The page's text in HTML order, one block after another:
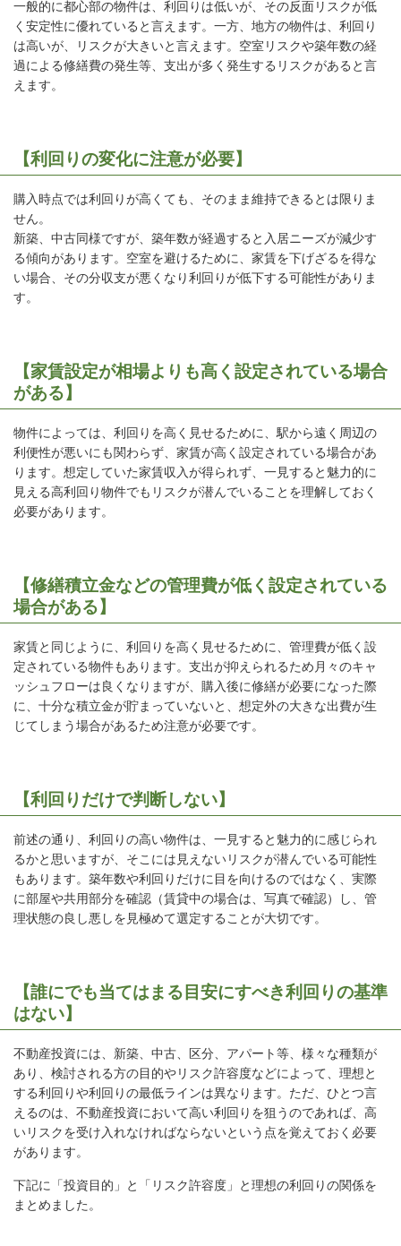
一般的に都心部の物件は、利回りは低いが、その反面リスクが低
く安定性に優れていると言えます。一方、地方の物件は、利回り
は高いが、リスクが大きいと言えます。空室リスクや築年数の経
過による修繕費の発生等、支出が多く発生するリスクがあると言
えます。
【利回りの変化に注意が必要】
購入時点では利回りが高くても、そのまま維持できるとは限りま
せん。
新築、中古同様ですが、築年数が経過すると入居ニーズが減少す
る傾向があります。空室を避けるために、家賃を下げざるを得な
い場合、その分収支が悪くなり利回りが低下する可能性がありま
す。
【家賃設定が相場よりも高く設定されている場合
がある】
物件によっては、利回りを高く見せるために、駅から遠く周辺の
利便性が悪いにも関わらず、家賃が高く設定されている場合があ
ります。想定していた家賃収入が得られず、一見すると魅力的に
見える高利回り物件でもリスクが潜んでいることを理解しておく
必要があります。
【修繕積立金などの管理費が低く設定されている
場合がある】
家賃と同じように、利回りを高く見せるために、管理費が低く設
定されている物件もあります。支出が抑えられるため月々のキャ
ッシュフローは良くなりますが、購入後に修繕が必要になった際
に、十分な積立金が貯まっていないと、想定外の大きな出費が生
じてしまう場合があるため注意が必要です。
【利回りだけで判断しない】
前述の通り、利回りの高い物件は、一見すると魅力的に感じられ
るかと思いますが、そこには見えないリスクが潜んでいる可能性
もあります。築年数や利回りだけに目を向けるのではなく、実際
に部屋や共用部分を確認（賃貸中の場合は、写真で確認）し、管
理状態の良し悪しを見極めて選定することが大切です。
【誰にでも当てはまる目安にすべき利回りの基準
はない】
不動産投資には、新築、中古、区分、アパート等、様々な種類が
あり、検討される方の目的やリスク許容度などによって、理想と
する利回りや利回りの最低ラインは異なります。ただ、ひとつ言
えるのは、不動産投資において高い利回りを狙うのであれば、高
いリスクを受け入れなければならないという点を覚えておく必要
があります。
下記に「投資目的」と「リスク許容度」と理想の利回りの関係を
まとめました。